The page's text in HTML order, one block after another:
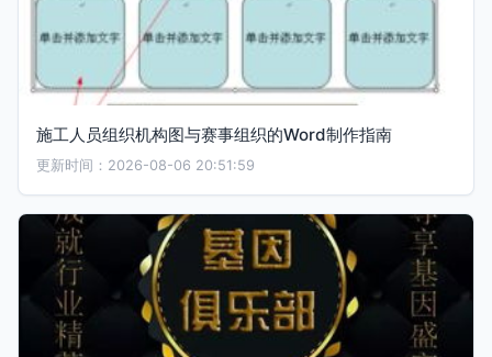
施工人员组织机构图与赛事组织的Word制作指南
更新时间：2026-08-06 20:51:59